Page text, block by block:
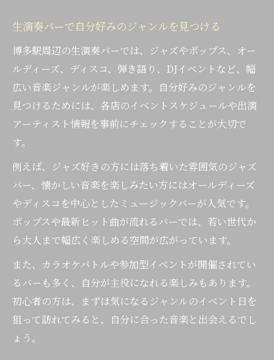
生演奏バーで自分好みのジャンルを見つける
博多駅周辺の生演奏バーでは、ジャズやポップス、オー
ルディーズ、ディスコ、弾き語り、DJイベントなど、幅
広い音楽ジャンルが楽しめます。自分好みのジャンルを
見つけるためには、各店のイベントスケジュールや出演
アーティスト情報を事前にチェックすることが大切で
す。
例えば、ジャズ好きの方には落ち着いた雰囲気のジャズ
バー、懐かしい音楽を楽しみたい方にはオールディーズ
やディスコを中心としたミュージックバーが人気です。
ポップスや最新ヒット曲が流れるバーでは、若い世代か
ら大人まで幅広く楽しめる空間が広がっています。
また、カラオケバトルや参加型イベントが開催されてい
るバーも多く、自分が主役になれる楽しみもあります。
初心者の方は、まずは気になるジャンルのイベント日を
狙って訪れてみると、自分に合った音楽と出会えるでし
ょう。